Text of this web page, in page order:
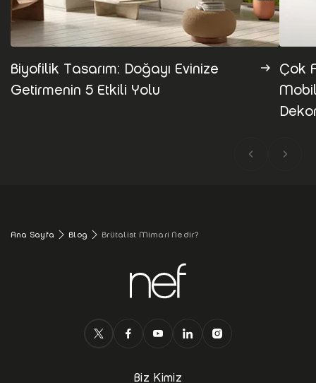
Biyofilik Tasarım: Doğayı Evinize
Getirmenin 5 Etkili Yolu
Çok
Ana Sayfa Blog Brütalist Mimari Nedir?
Biz Kimiz